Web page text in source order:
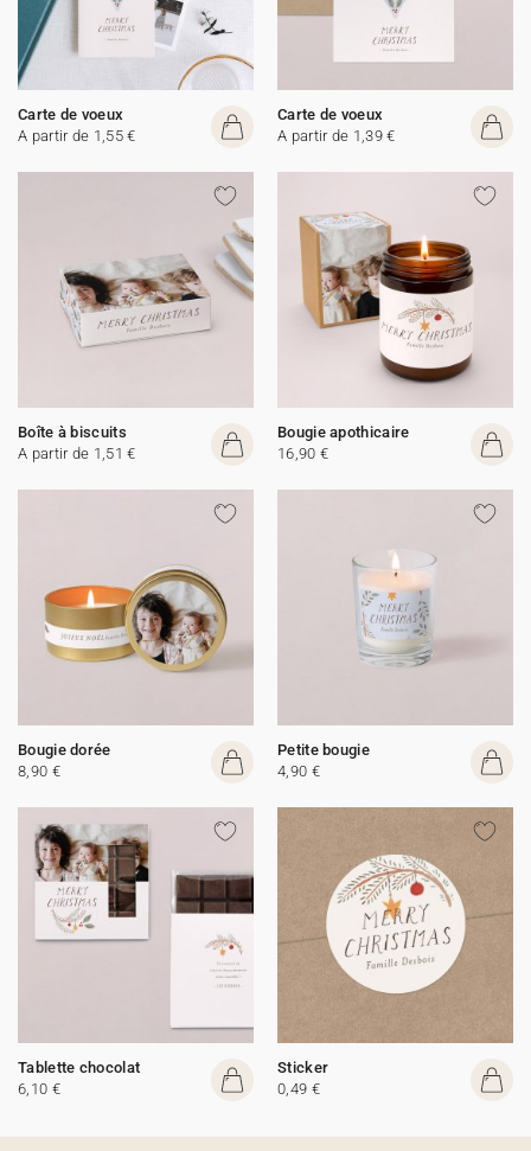
Carte de voeux
A partir de 1,55 €
Carte de voeux
A partir de 1,39 €
Boîte à biscuits
A partir de 1,51 €
Bougie apothicaire
16,90 €
Bougie dorée
8,90 €
Petite bougie
4,90 €
Tablette chocolat
6,10 €
Sticker
0,49 €